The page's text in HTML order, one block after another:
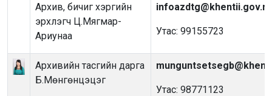
Архив, бичиг хэргийн
эрхлэгч Ц.Мягмар-
Ариунаа
Утас: 99155723
Архивийн тасгийн дарга
Б.Мөнгөнцэцэг
Утас: 98771123